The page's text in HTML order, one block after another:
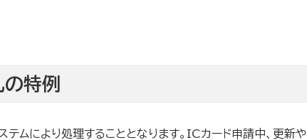
特例
ムにより処理することとなります。ICカード申請中、更新や